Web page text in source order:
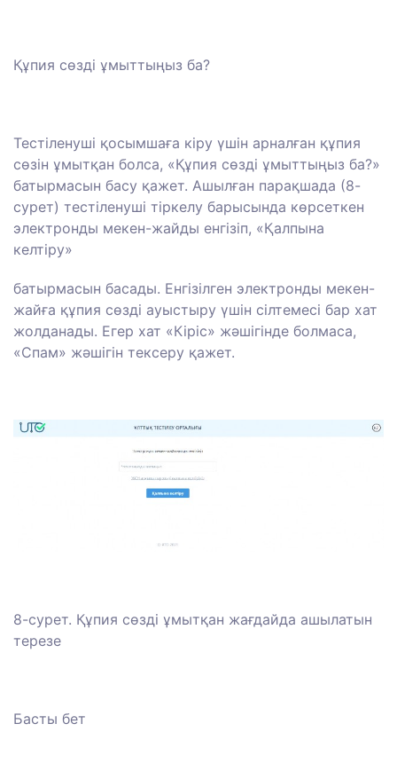
Құпия сөзді ұмыттыңыз ба?
Тестіленуші қосымшаға кіру үшін арналған құпия
сөзін ұмытқан болса, «Құпия сөзді ұмыттыңыз ба?»
батырмасын басу қажет. Ашылған парақшада (8-
сурет) тестіленуші тіркелу барысында көрсеткен
электронды мекен-жайды енгізіп, «Қалпына
келтіру»
батырмасын басады. Енгізілген электронды мекен-
жайға құпия сөзді ауыстыру үшін сілтемесі бар хат
жолданады. Егер хат «Кіріс» жәшігінде болмаса,
«Спам» жәшігін тексеру қажет.
8-сурет. Құпия сөзді ұмытқан жағдайда ашылатын
терезе
Басты бет